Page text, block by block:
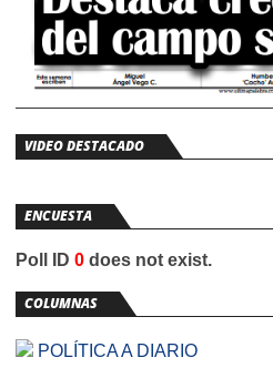
VIDEO DESTACADO
ENCUESTA
Poll ID 0 does not exist.
COLUMNAS
POLÍTICA A DIARIO